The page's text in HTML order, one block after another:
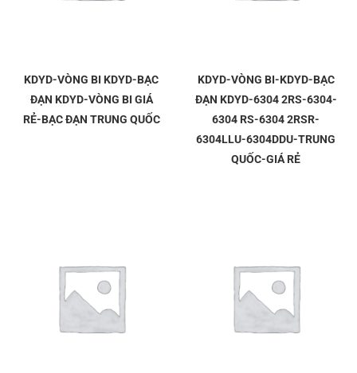
KDYD-VÒNG BI KDYD-BẠC
ĐẠN KDYD-VÒNG BI GIÁ
RẺ-BẠC ĐẠN TRUNG QUỐC
KDYD-VÒNG BI-KDYD-BẠC
ĐẠN KDYD-6304 2RS-6304-
6304 RS-6304 2RSR-
6304LLU-6304DDU-TRUNG
QUỐC-GIÁ RẺ